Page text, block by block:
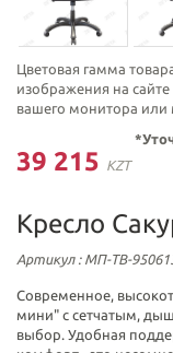
Цветовая гамма
изображения на
вашего монитора или
39 215 KZT
Кресло
Артикул: МП-ТВ-
Современное,
мини" с сетчатым,
выбор. Удобная